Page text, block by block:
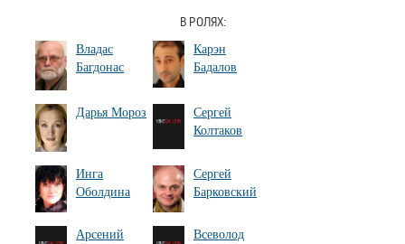
В РОЛЯХ:
Владас
Багдонас
Карэн
Бадалов
Дарья Мороз
Сергей
Колтаков
Инга
Оболдина
Сергей
Барковский
Арсений
Всеволод